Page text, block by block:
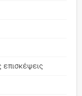
επισκέψεις